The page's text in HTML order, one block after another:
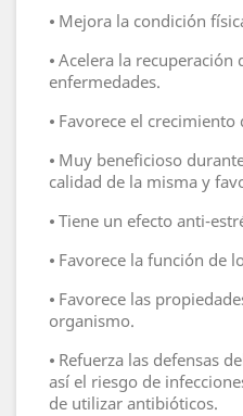
⦁ Mejora la condición
⦁ Acelera la recuperación
enfermedades.
⦁ Favorece el crecimiento
⦁ Muy beneficioso
calidad de la misma y
⦁ Tiene un efecto anti-
⦁ Favorece la función de
⦁ Favorece las
organismo.
⦁ Refuerza las defensas
así el riesgo de
de utilizar antibióticos.